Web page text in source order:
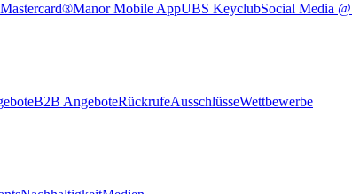
Manor Mobile AppUBS KeyclubSocial Media
B2B AngeboteRückrufeAusschlüsseWettbewerbe